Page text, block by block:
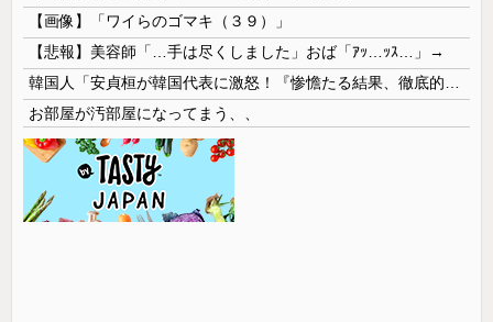
【画像】「ワイらのゴマキ（３９）」
【悲報】美容師「…手は尽くしました」おば「ｱｯ…ｯｽ…」→
お部屋が汚部屋になってまう、、